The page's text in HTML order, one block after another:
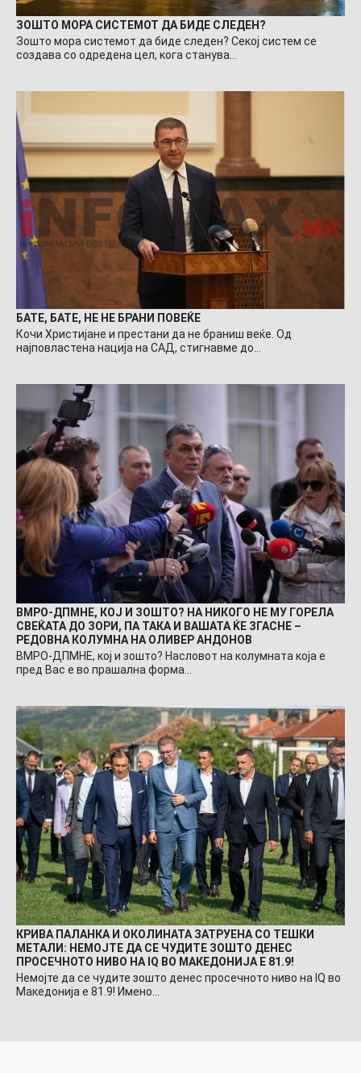
ЗОШТО МОРА СИСТЕМОТ ДА БИДЕ СЛЕДЕН?
Зошто мора системот да биде следен? Секој систем се
создава со одредена цел, кога станува…
БАТЕ, БАТЕ, НЕ НЕ БРАНИ ПОВЕЌЕ
Кочи Христијане и престани да не браниш веќе. Од
најповластена нација на САД, стигнавме до…
ВМРО-ДПМНЕ, КОЈ И ЗОШТО? НА НИКОГО НЕ МУ ГОРЕЛА
СВЕЌАТА ДО ЗОРИ, ПА ТАКА И ВАШАТА ЌЕ ЗГАСНЕ –
РЕДОВНА КОЛУМНА НА ОЛИВЕР АНДОНОВ
ВМРО-ДПМНЕ, кој и зошто? Насловот на колумната која е
пред Вас е во прашална форма…
КРИВА ПАЛАНКА И ОКОЛИНАТА ЗАТРУЕНА СО ТЕШКИ
МЕТАЛИ: НЕМОЈТЕ ДА СЕ ЧУДИТЕ ЗОШТО ДЕНЕС
ПРОСЕЧНОТО НИВО НА IQ ВО МАКЕДОНИЈА Е 81.9!
Немојте да се чудите зошто денес просечното ниво на IQ во
Македонија е 81.9! Имено…